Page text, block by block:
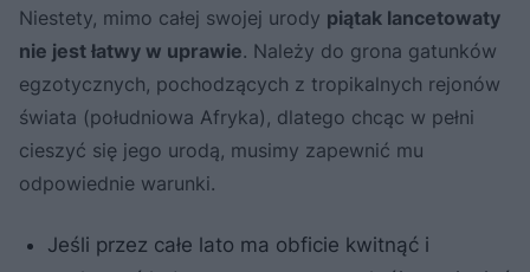
Niestety, mimo całej swojej urody piątak lancetowaty
nie jest łatwy w uprawie. Należy do grona gatunków
egzotycznych, pochodzących z tropikalnych rejonów
świata (południowa Afryka), dlatego chcąc w pełni
cieszyć się jego urodą, musimy zapewnić mu
odpowiednie warunki.
Jeśli przez całe lato ma obficie kwitnąć i